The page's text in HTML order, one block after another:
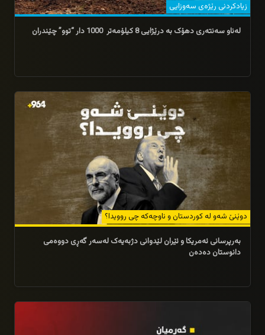
زیادکردنی رێژەی سەوزایی
لەناو سەنتەری دهۆک بە درێژایی 8 کیلۆمەتر 1000 دار “توو” چێندران
دوێنێ شەو لە کوردستان و ناوچەکە چی روویدا؟
بەرپرسانی ئەمریکا و ئێران لێدوانی دژبەیەک لەسەر گەڕی دووەمی
دانوستان دەدەن